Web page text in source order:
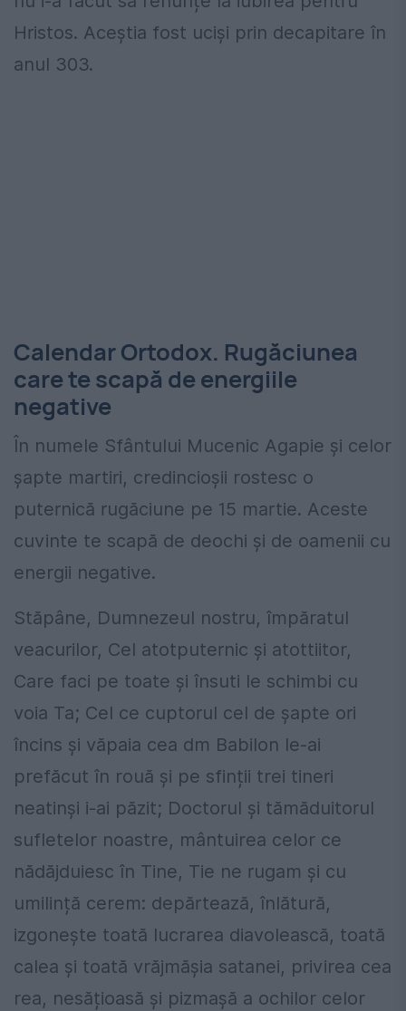
Hristos. Aceștia fost uciși prin decapitare în
anul 303.
Calendar Ortodox. Rugăciunea
care te scapă de energiile
negative
În numele Sfântului Mucenic Agapie și celor
șapte martiri, credincioșii rostesc o
puternică rugăciune pe 15 martie. Aceste
cuvinte te scapă de deochi și de oamenii cu
energii negative.
Stăpâne, Dumnezeul nostru, împăratul
veacu­rilor, Cel atotputernic și atottiitor,
Care faci pe toate și însuti le schimbi cu
voia Ta; Cel ce cuptorul cel de șapte ori
încins și văpaia cea dm Babilon le-ai
prefăcut în rouă și pe sfinții trei tineri
neatinși i-ai păzit; Doctorul și tămăduitorul
sufletelor noas­tre, mântuirea celor ce
nădăjduiesc în Tine, Tie ne rugam și cu
umilință cerem: depărtează, înlătură,
izgonește toată lucrarea diavolească, toată
calea și toată vrăjmășia satanei, privirea cea
rea, nesățioasă și pizmașă a ochilor celor